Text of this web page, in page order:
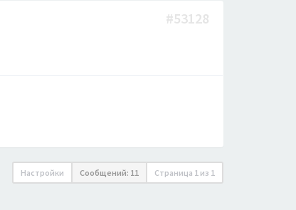
#53128
Настройки Сообщений: 11 Страница 1 из 1